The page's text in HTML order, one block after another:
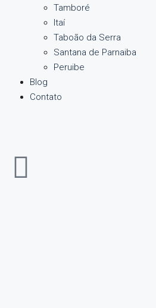
Tamboré
Itaí
Taboão da Serra
Santana de Parnaiba
Peruibe
Blog
Contato